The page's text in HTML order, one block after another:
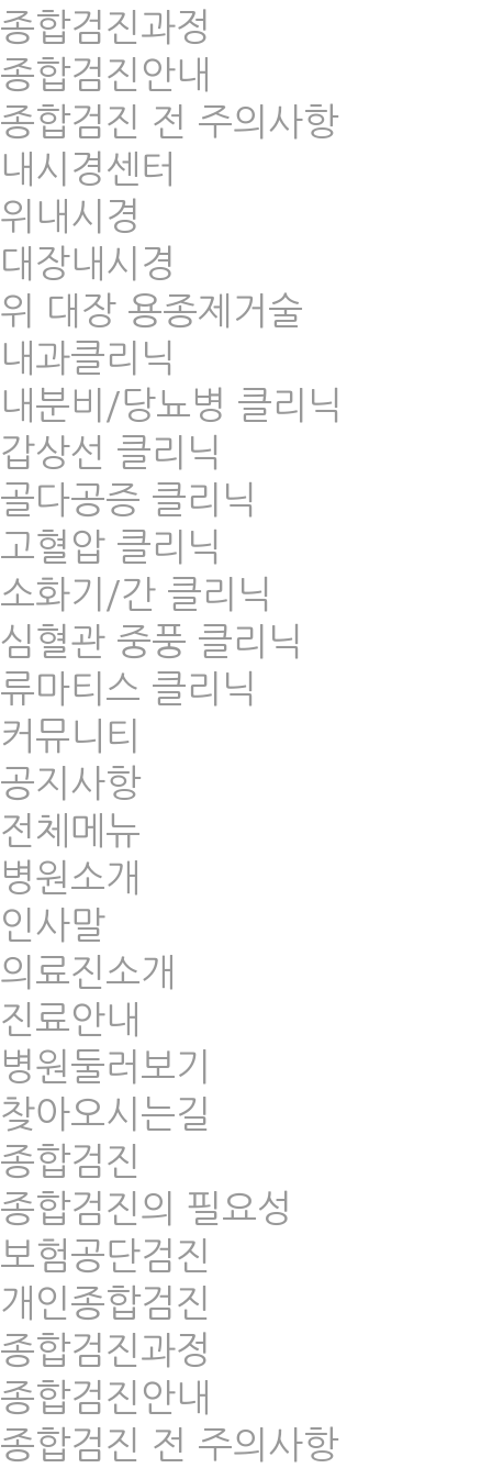
종합검진과정
종합검진안내
종합검진 전 주의사항
내시경센터
위내시경
대장내시경
위 대장 용종제거술
내과클리닉
내분비/당뇨병 클리닉
갑상선 클리닉
골다공증 클리닉
고혈압 클리닉
소화기/간 클리닉
심혈관 중풍 클리닉
류마티스 클리닉
커뮤니티
공지사항
전체메뉴
병원소개
인사말
의료진소개
진료안내
병원둘러보기
찾아오시는길
종합검진
종합검진의 필요성
보험공단검진
개인종합검진
종합검진과정
종합검진안내
종합검진 전 주의사항